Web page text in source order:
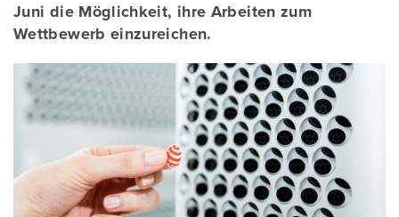
Juni die Möglichkeit, ihre Arbeiten zum
Wettbewerb einzureichen.